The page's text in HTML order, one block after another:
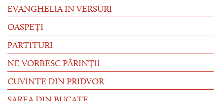
EVANGHELIA IN VERSURI
OASPEȚI
PARTITURI
NE VORBESC PĂRINȚII
CUVINTE DIN PRIDVOR